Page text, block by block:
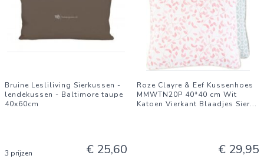
Bruine Lesliliving Sierkussen -
lendekussen - Baltimore taupe
40x60cm
3 prijzen € 25,60
Roze Clayre & Eef Kussenhoes
MMWTN20P 40*40 cm Wit
Katoen Vierkant Blaadjes Sier...
€ 29,95